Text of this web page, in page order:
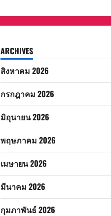
ARCHIVES
สิงหาคม 2026
กรกฎาคม 2026
มิถุนายน 2026
พฤษภาคม 2026
เมษายน 2026
มีนาคม 2026
กุมภาพันธ์ 2026